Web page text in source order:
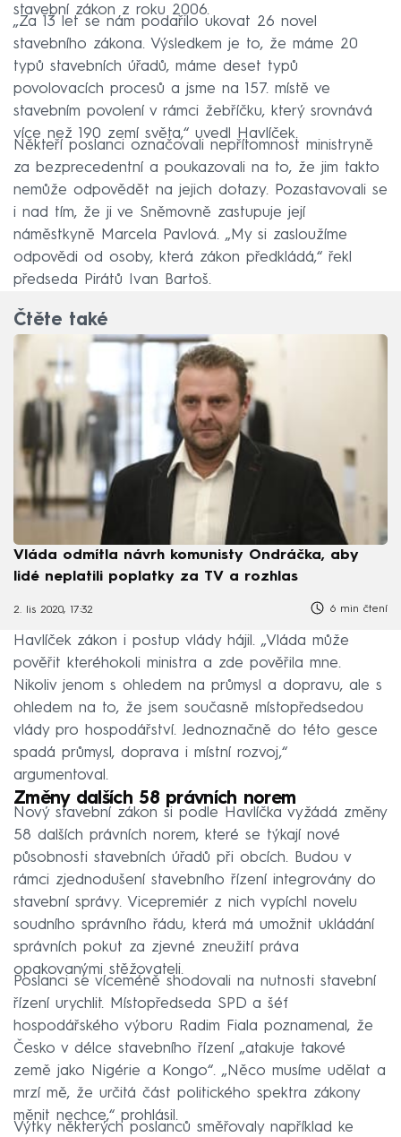
stavební zákon z roku 2006.
„Za 13 let se nám podařilo ukovat 26 novel
stavebního zákona. Výsledkem je to, že máme 20
typů stavebních úřadů, máme deset typů
povolovacích procesů a jsme na 157. místě ve
stavebním povolení v rámci žebříčku, který srovnává
více než 190 zemí světa,“ uvedl Havlíček.
Někteří poslanci označovali nepřítomnost ministryně
za bezprecedentní a poukazovali na to, že jim takto
nemůže odpovědět na jejich dotazy. Pozastavovali se
i nad tím, že ji ve Sněmovně zastupuje její
náměstkyně Marcela Pavlová. „My si zasloužíme
odpovědi od osoby, která zákon předkládá,“ řekl
předseda Pirátů Ivan Bartoš.
Čtěte také
Vláda odmítla návrh komunisty Ondráčka, aby
lidé neplatili poplatky za TV a rozhlas
2. lis 2020, 17:32 6 min čtení
Havlíček zákon i postup vlády hájil. „Vláda může
pověřit kteréhokoli ministra a zde pověřila mne.
Nikoliv jenom s ohledem na průmysl a dopravu, ale s
ohledem na to, že jsem současně místopředsedou
vlády pro hospodářství. Jednoznačně do této gesce
spadá průmysl, doprava i místní rozvoj,“
argumentoval.
Změny dalších 58 právních norem
Nový stavební zákon si podle Havlíčka vyžádá změny
58 dalších právních norem, které se týkají nové
působnosti stavebních úřadů při obcích. Budou v
rámci zjednodušení stavebního řízení integrovány do
stavební správy. Vicepremiér z nich vypíchl novelu
soudního správního řádu, která má umožnit ukládání
správních pokut za zjevné zneužití práva
opakovanými stěžovateli.
Poslanci se víceméně shodovali na nutnosti stavební
řízení urychlit. Místopředseda SPD a šéf
hospodářského výboru Radim Fiala poznamenal, že
Česko v délce stavebního řízení „atakuje takové
země jako Nigérie a Kongo“. „Něco musíme udělat a
mrzí mě, že určitá část politického spektra zákony
měnit nechce,“ prohlásil.
Výtky některých poslanců směřovaly například ke